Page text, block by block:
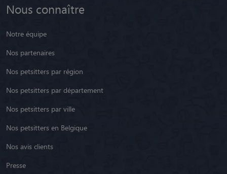
Nous connaître
Notre équipe
Nos partenaires
Nos petsitters par région
Nos petsitters par département
Nos petsitters par ville
Nos petsitters en Belgique
Nos avis clients
Presse